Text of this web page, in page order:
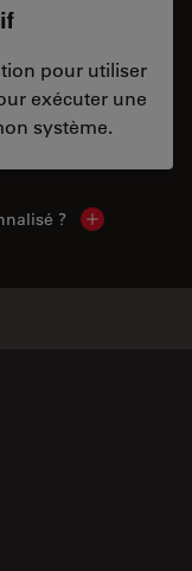
pour utiliser
exécuter une
système.
? Show local